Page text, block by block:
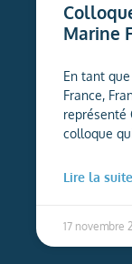
Marine
En tant
France,
représenté
colloque
Lire la suite
17 novembre